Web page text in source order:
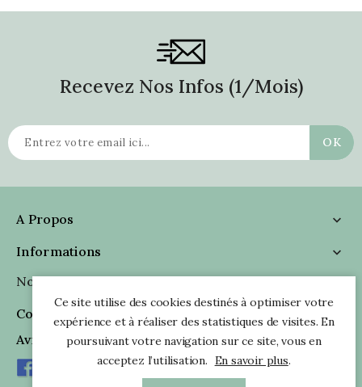
Recevez Nos Infos (1/mois)
A Propos

Informations

Nous Suivre

Coordonnées
Avis Clients
Ce site utilise des cookies destinés à optimiser votre
expérience et à réaliser des statistiques de visites. En
poursuivant votre navigation sur ce site, vous en
acceptez l’utilisation. En savoir plus.